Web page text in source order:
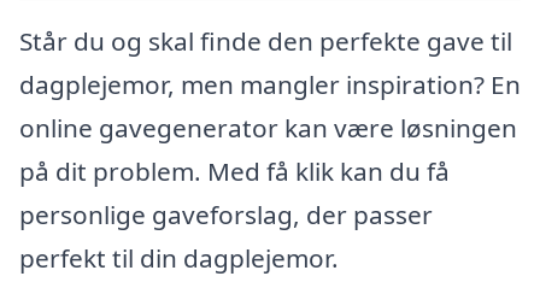
Står du og skal finde den perfekte gave til
dagplejemor, men mangler inspiration? En
online gavegenerator kan være løsningen
på dit problem. Med få klik kan du få
personlige gaveforslag, der passer
perfekt til din dagplejemor.